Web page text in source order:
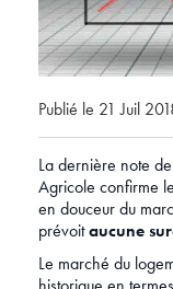
Publié le 21 Juil
La dernière note
Agricole confirme
en douceur du
prévoitaucune
Le marché du